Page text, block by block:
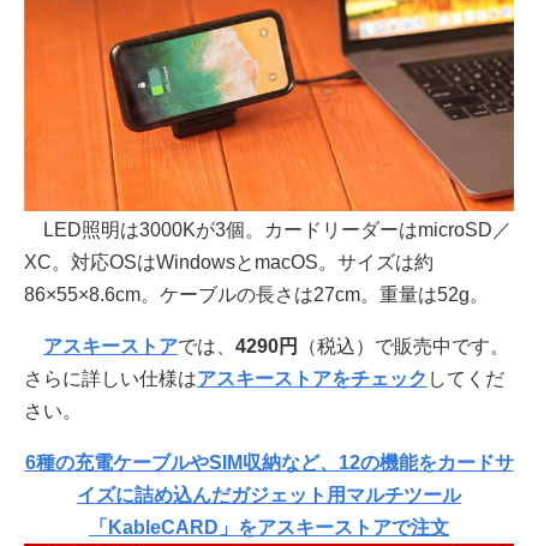
LED照明は3000Kが3個。カードリーダーはmicroSD／
XC。対応OSはWindowsとmacOS。サイズは約
86×55×8.6cm。ケーブルの長さは27cm。重量は52g。
アスキーストアでは、 4290円
（税込）で販売中です。
さらに詳しい仕様はアスキーストアをチェック してくだ
さい。
6種の充電ケーブルやSIM収納など、12の機能をカードサ
イズに詰め込んだガジェット用マルチツール
「KableCARD」をアスキーストアで注文